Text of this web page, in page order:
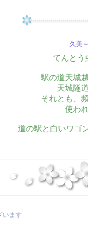
久美
てんと
駅の道天城
天城隧
それとも、
使わ
道の駅と白いワゴ
います